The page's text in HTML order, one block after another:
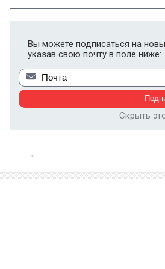
Вы можете подписаться на
указав свою почту в поле ниже:
Скрыть